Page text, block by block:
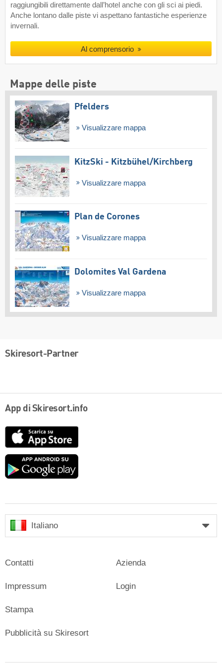
raggiungibili direttamente dall’hotel anche con gli sci ai piedi.
Anche lontano dalle piste vi aspettano fantastiche esperienze
invernali.
Al comprensorio
Mappe delle piste
Pfelders
Visualizzare mappa
KitzSki - Kitzbühel/​Kirchberg
Visualizzare mappa
Plan de Corones
Visualizzare mappa
Dolomites Val Gardena
Visualizzare mappa
Skiresort-Partner
App di Skiresort.info
Google
Italiano
Contatti
Impressum
Stampa
Azienda
Login
Pubblicità su Skiresort